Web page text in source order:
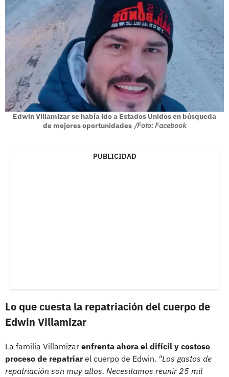
Edwin Villamizar se había ido a Estados Unidos en búsqueda
de mejores oportunidades /Foto: Facebook
PUBLICIDAD
Lo que cuesta la repatriación del cuerpo de
Edwin Villamizar
La familia Villamizar enfrenta ahora el difícil y costoso
proceso de repatriarel cuerpo de Edwin. "Los gastos de
repatriación son muy altos. Necesitamos reunir 25 mil